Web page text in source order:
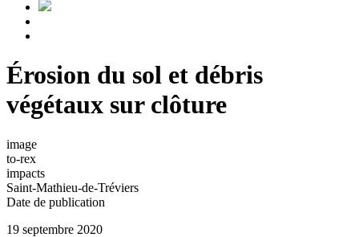
Érosion du sol et débris
végétaux sur clôture
image
to-rex
impacts
Saint-Mathieu-de-Tréviers
Date de publication
19 septembre 2020